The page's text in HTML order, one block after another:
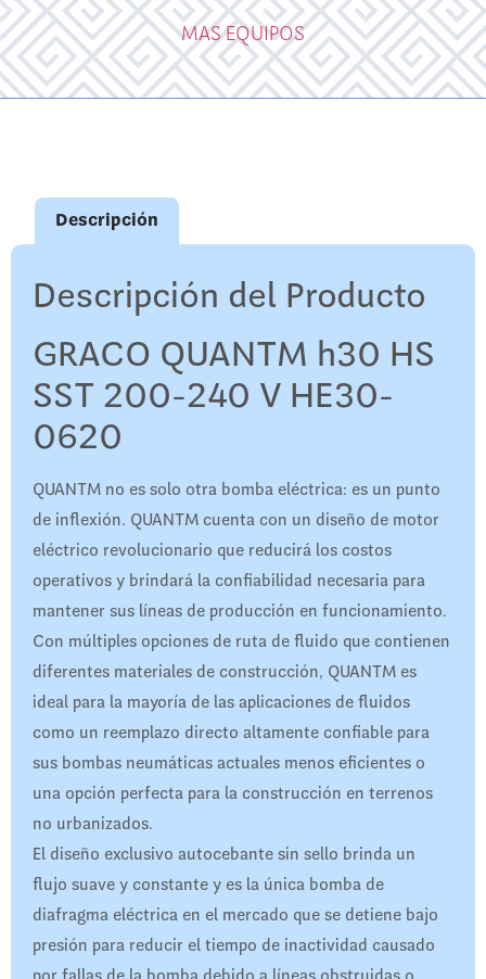
MAS EQUIPOS
Descripción
Descripción del Producto
GRACO QUANTM h30 HS
SST 200-240 V HE30-
0620
QUANTM no es solo otra bomba eléctrica: es un punto
de inflexión. QUANTM cuenta con un diseño de motor
eléctrico revolucionario que reducirá los costos
operativos y brindará la confiabilidad necesaria para
mantener sus líneas de producción en funcionamiento.
Con múltiples opciones de ruta de fluido que contienen
diferentes materiales de construcción, QUANTM es
ideal para la mayoría de las aplicaciones de fluidos
como un reemplazo directo altamente confiable para
sus bombas neumáticas actuales menos eficientes o
una opción perfecta para la construcción en terrenos
no urbanizados.
El diseño exclusivo autocebante sin sello brinda un
flujo suave y constante y es la única bomba de
diafragma eléctrica en el mercado que se detiene bajo
presión para reducir el tiempo de inactividad causado